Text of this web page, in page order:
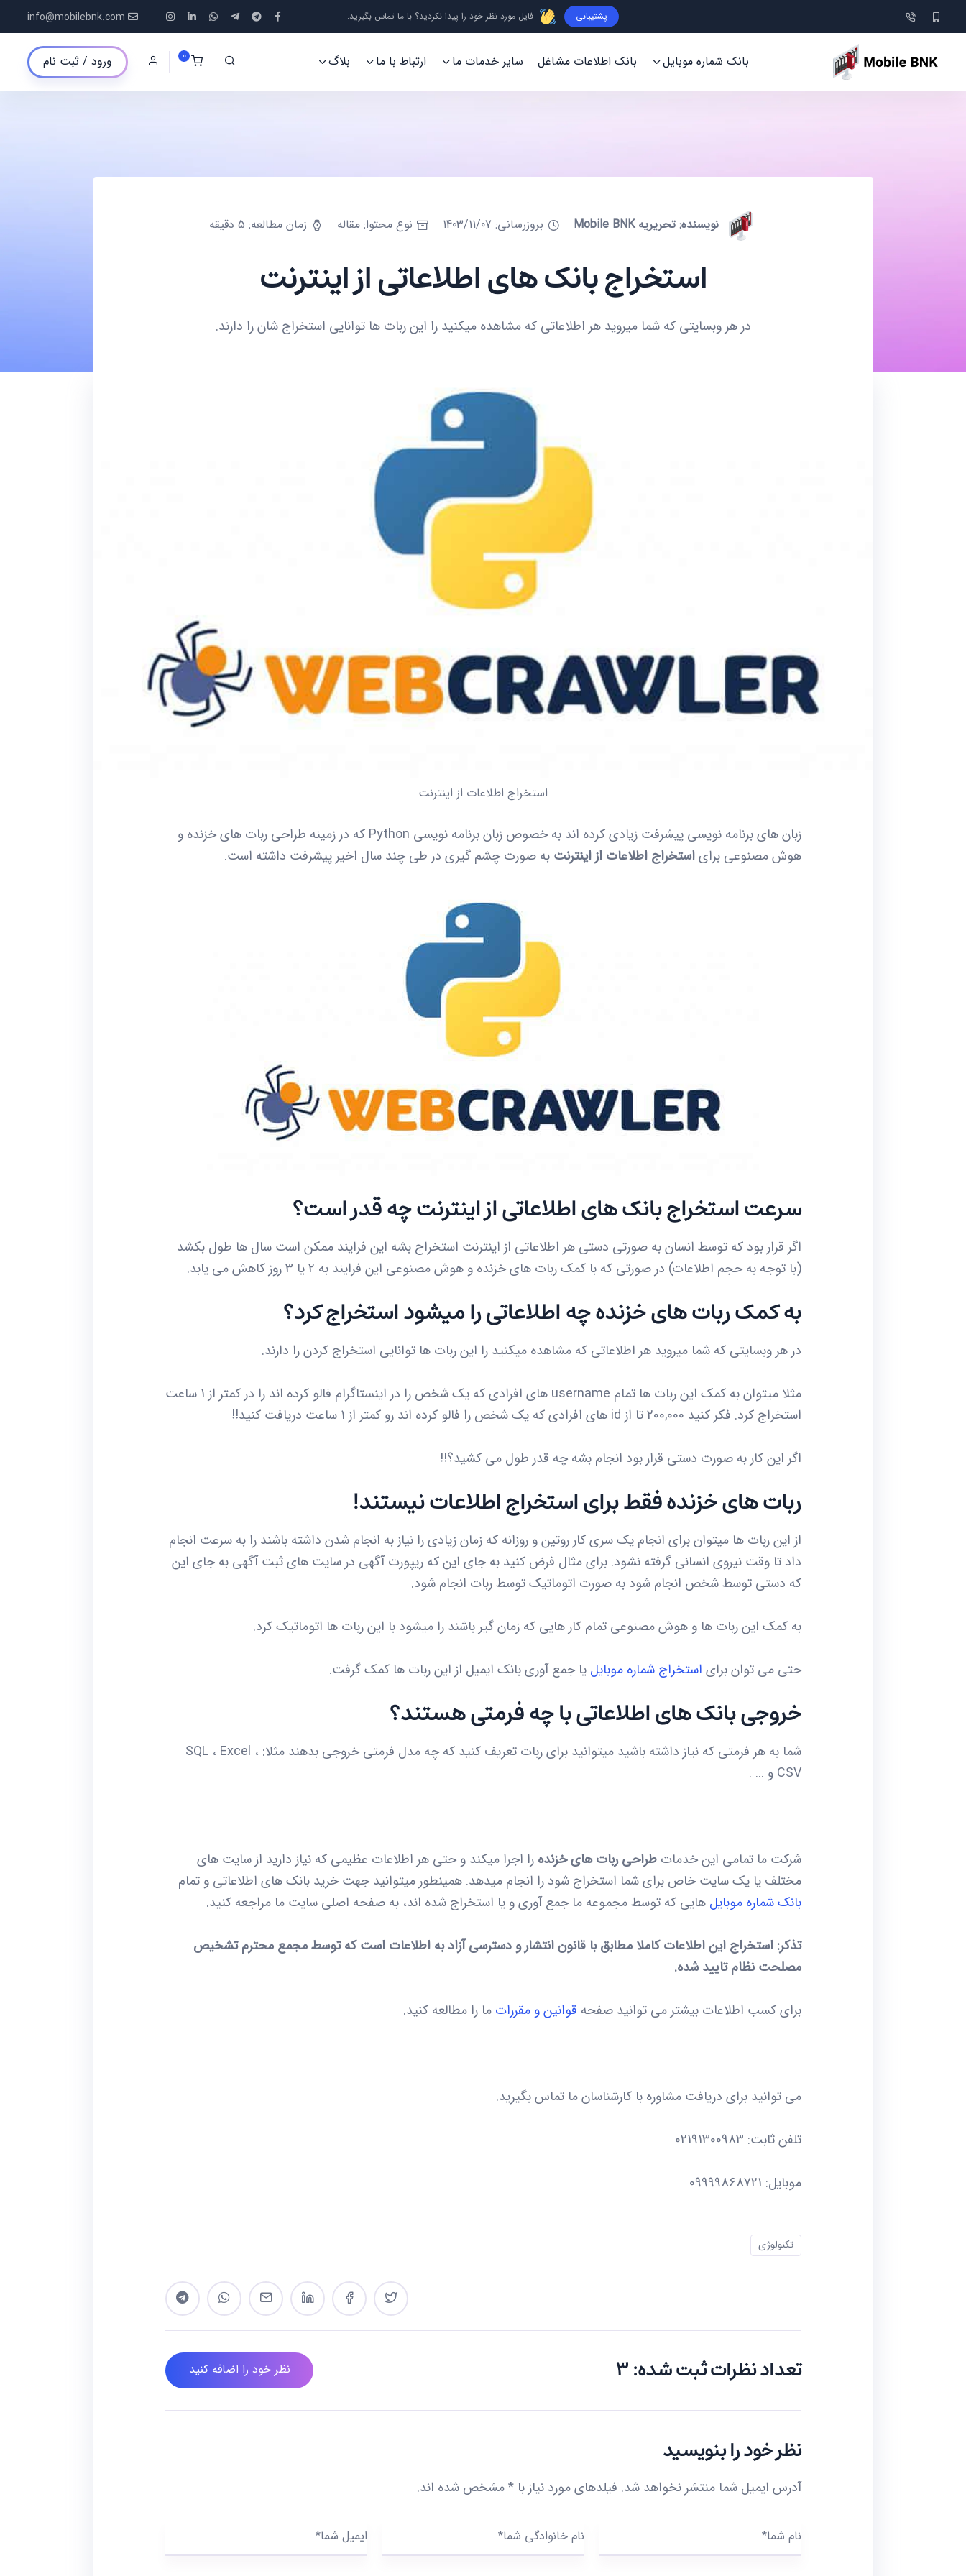
پشتیبانی فایل مورد نظر خود را پیدا نکردید؟ با ما تماس بگیرید. info@mobilebnk.com
بانک شماره موبایل بانک اطلاعات مشاغل سایر خدمات ما ارتباط با ما بلاگ 0 ورود / ثبت نام
نویسنده: تحریریه Mobile BNK بروزرسانی: 1403/11/07 نوع محتوا: مقاله زمان مطالعه: 5 دقیقه
استخراج بانک های اطلاعاتی از اینترنت
در هر وبسایتی که شما میروید هر اطلاعاتی که مشاهده میکنید را این ربات ها توانایی استخراج شان را دارند.
استخراج اطلاعات از اینترنت
زبان های برنامه نویسی پیشرفت زیادی کرده اند به خصوص زبان برنامه نویسی Python که در زمینه طراحی ربات های خزنده و
هوش مصنوعی برایاستخراج اطلاعات از اینترنت به صورت چشم گیری در طی چند سال اخیر پیشرفت داشته است.
سرعت استخراج بانک های اطلاعاتی از اینترنت چه قدر است؟
اگر قرار بود که توسط انسان به صورتی دستی هر اطلاعاتی از اینترنت استخراج بشه این فرایند ممکن است سال ها طول بکشد
(با توجه به حجم اطلاعات) در صورتی که با کمک ربات های خزنده و هوش مصنوعی این فرایند به 2 یا 3 روز کاهش می یابد.
به کمک ربات های خزنده چه اطلاعاتی را میشود استخراج کرد؟
در هر وبسایتی که شما میروید هر اطلاعاتی که مشاهده میکنید را این ربات ها توانایی استخراج کردن را دارند.
مثلا میتوان به کمک این ربات ها تمام username های افرادی که یک شخص را در اینستاگرام فالو کرده اند را در کمتر از 1 ساعت
استخراج کرد. فکر کنید 200,000 تا از id های افرادی که یک شخص را فالو کرده اند رو کمتر از 1 ساعت دریافت کنید!!
اگر این کار به صورت دستی قرار بود انجام بشه چه قدر طول می کشید؟!!
ربات های خزنده فقط برای استخراج اطلاعات نیستند!
از این ربات ها میتوان برای انجام یک سری کار روتین و روزانه که زمان زیادی را نیاز به انجام شدن داشته باشند را به سرعت انجام
داد تا وقت نیروی انسانی گرفته نشود. برای مثال فرض کنید به جای این که ریپورت آگهی در سایت های ثبت آگهی به جای این
که دستی توسط شخص انجام شود به صورت اتوماتیک توسط ربات انجام شود.
به کمک این ربات ها و هوش مصنوعی تمام کار هایی که زمان گیر باشند را میشود با این ربات ها اتوماتیک کرد.
حتی می توان برای استخراج شماره موبایل یا جمع آوری بانک ایمیل از این ربات ها کمک گرفت.
خروجی بانک های اطلاعاتی با چه فرمتی هستند؟
شما به هر فرمتی که نیاز داشته باشید میتوانید برای ربات تعریف کنید که چه مدل فرمتی خروجی بدهند مثلا: SQL ، Excel ،
CSV و ... .
شرکت ما تمامی این خدماتطراحی ربات های خزنده را اجرا میکند و حتی هر اطلاعات عظیمی که نیاز دارید از سایت های
مختلف یا یک سایت خاص برای شما استخراج شود را انجام میدهد. همینطور میتوانید جهت خرید بانک های اطلاعاتی و تمام
بانک شماره موبایل هایی که توسط مجموعه ما جمع آوری و یا استخراج شده اند، به صفحه اصلی سایت ما مراجعه کنید.
تذکر: استخراج این اطلاعات کاملا مطابق با قانون انتشار و دسترسی آزاد به اطلاعات است که توسط مجمع محترم تشخیص
مصلحت نظام تایید شده.
برای کسب اطلاعات بیشتر می توانید صفحه قوانین و مقررات ما را مطالعه کنید.
می توانید برای دریافت مشاوره با کارشناسان ما تماس بگیرید.
تلفن ثابت: 02191300983
موبایل: 09999868721
تکنولوژی
تعداد نظرات ثبت شده: 3 نظر خود را اضافه کنید
نظر خود را بنویسید
آدرس ایمیل شما منتشر نخواهد شد. فیلدهای مورد نیاز با*مشخص شده اند.
نام شما* نام خانوادگی شما* ایمیل شما*